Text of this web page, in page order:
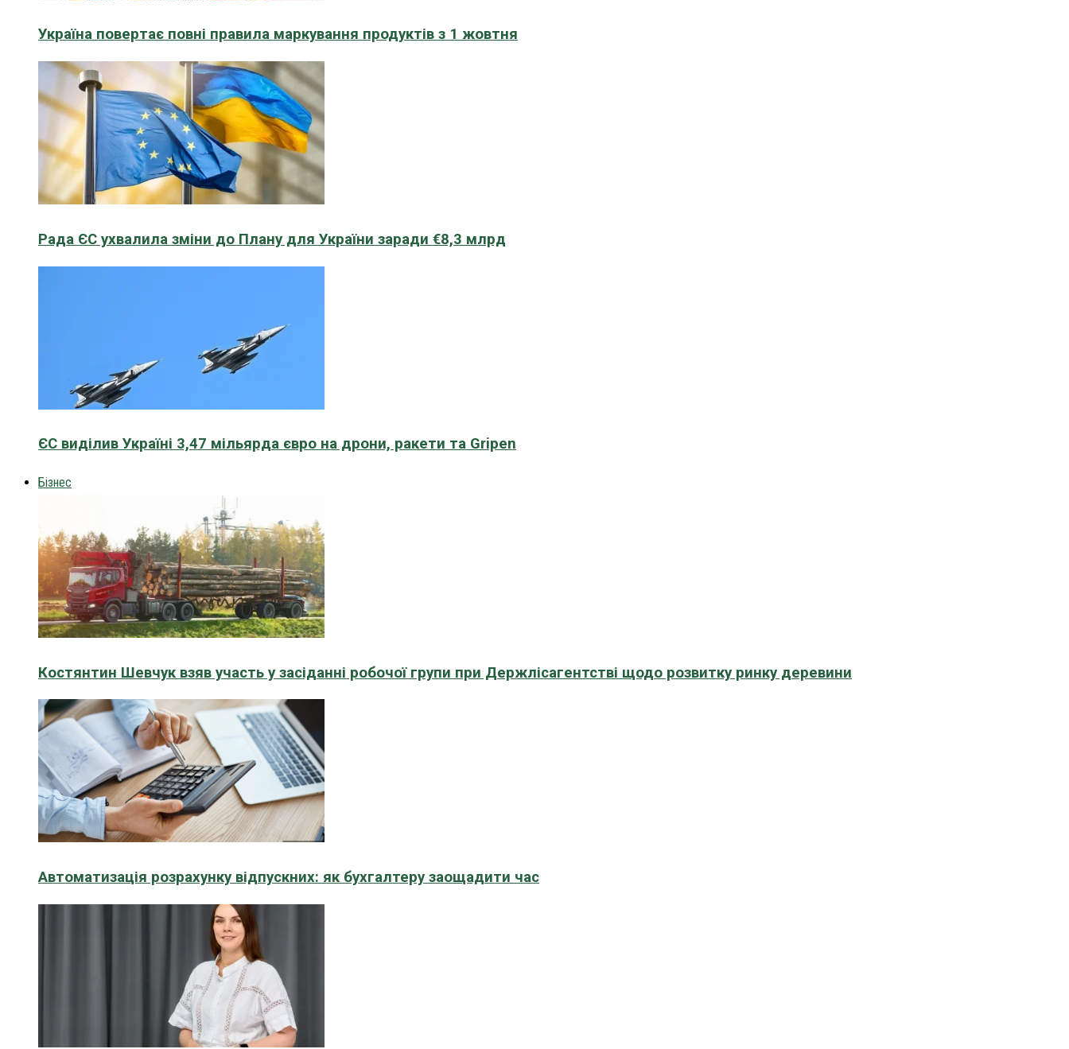
Україна повертає повні правила маркування продуктів з 1 жовтня
Рада ЄС ухвалила зміни до Плану для України заради €8,3 млрд
ЄС виділив Україні 3,47 мільярда євро на дрони, ракети та Gripen
Бізнес
Костянтин Шевчук взяв участь у засіданні робочої групи при Держлісагентстві щодо розвитку ринку деревини
Автоматизація розрахунку відпускних: як бухгалтеру заощадити час